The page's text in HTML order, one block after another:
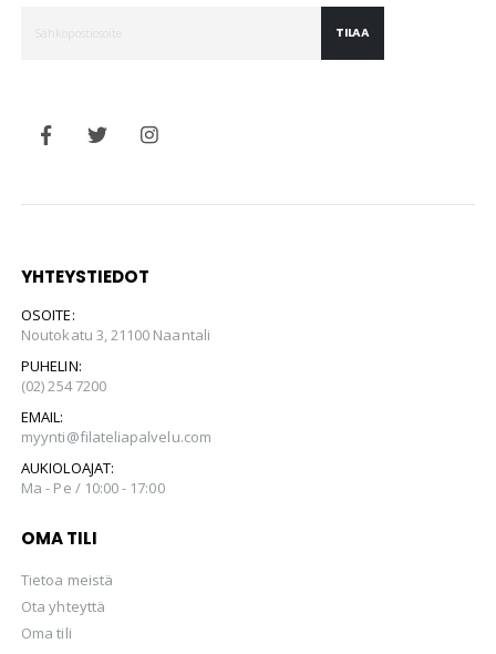
TILAA
YHTEYSTIEDOT
OSOITE:
Noutokatu 3, 21100 Naantali
PUHELIN:
(02) 254 7200
EMAIL:
myynti@filateliapalvelu.com
AUKIOLOAJAT:
Ma - Pe / 10:00 - 17:00
OMA TILI
Tietoa meistä
Ota yhteyttä
Oma tili